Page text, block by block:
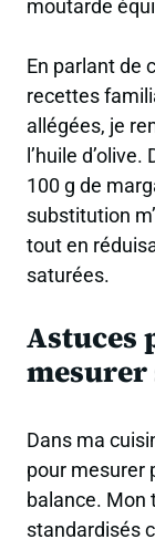
moutarde
En parlant de
recettes
allégées, je
l’huile
100 g de
substitution
tout en
saturées.
Astuces
mesurer
Dans ma
pour mesurer
balance. Mon
standardisés